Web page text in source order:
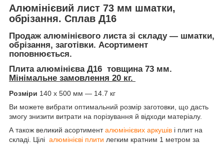
Алюмінієвий лист 73 мм шматки,
обрізання. Сплав Д16
Продаж алюмінієвого листа зі складу — шматки,
обрізання, заготівки. Асортимент
поповнюється.
Плита алюмінієва Д16 товщина 73 мм.
Мінімальне замовлення 20 кг.
Розміри 140 х 500 мм — 14.7 кг
Ви можете вибрати оптимальний розмір заготовки, що дасть
змогу знизити витрати на порізування й відходи матеріалу.
А також великий асортименталюмінієвих аркушів і плит на
складі. Цілі алюмінієві плити легким кратним 1 метром за